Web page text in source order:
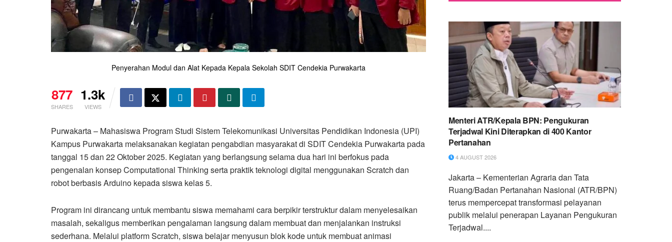
Penyerahan Modul dan Alat Kepada Kepala Sekolah SDIT Cendekia Purwakarta
877
SHARES
1.3k
VIEWS
Purwakarta – Mahasiswa Program Studi Sistem Telekomunikasi Universitas Pendidikan Indonesia (UPI)
Kampus Purwakarta melaksanakan kegiatan pengabdian masyarakat di SDIT Cendekia Purwakarta pada
tanggal 15 dan 22 Oktober 2025. Kegiatan yang berlangsung selama dua hari ini berfokus pada
pengenalan konsep Computational Thinking serta praktik teknologi digital menggunakan Scratch dan
robot berbasis Arduino kepada siswa kelas 5.
Program ini dirancang untuk membantu siswa memahami cara berpikir terstruktur dalam menyelesaikan
masalah, sekaligus memberikan pengalaman langsung dalam membuat dan menjalankan instruksi
sederhana. Melalui platform Scratch, siswa belajar menyusun blok kode untuk membuat animasi
Menteri ATR/Kepala BPN: Pengukuran
Terjadwal Kini Diterapkan di 400 Kantor
Pertanahan
4 AUGUST 2026
Jakarta – Kementerian Agraria dan Tata
Ruang/Badan Pertanahan Nasional (ATR/BPN)
terus mempercepat transformasi pelayanan
publik melalui penerapan Layanan Pengukuran
Terjadwal....